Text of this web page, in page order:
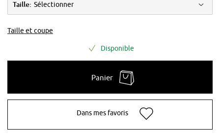
Taille: Sélectionner
Taille et coupe
Disponible
Panier
Dans mes favoris